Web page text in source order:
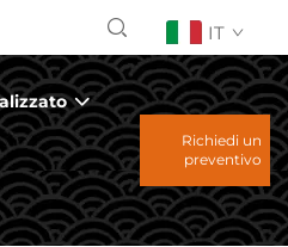
IT
Richiedi un
preventivo